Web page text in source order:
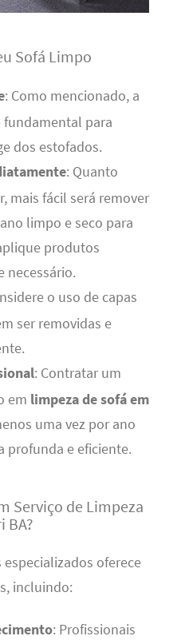
Sofá Limpo
: Como mencionado, a
fundamental para
dos estofados.
: Quanto
mais fácil será remover
limpo e seco para
produtos
necessário.
o uso de capas
ser removidas e
: Contratar um
em limpeza de sofá em
uma vez por ano
profunda e eficiente.
Serviço de Limpeza
BA?
oferece
incluindo:
: Profissionais